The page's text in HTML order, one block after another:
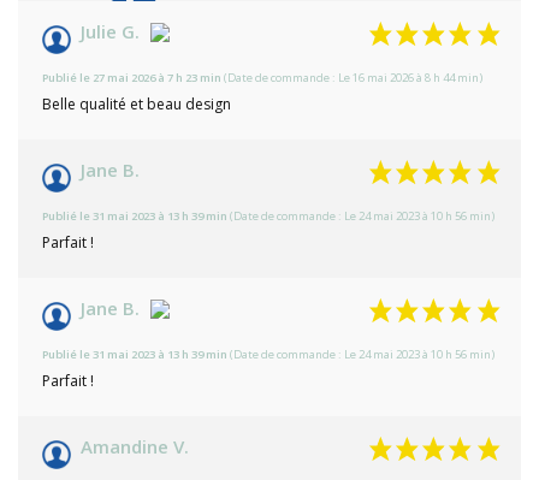
10/10
Basé sur 5 avis
Julie G.
Publié le 27 mai 2026 à 7 h 23 min (Date de commande : Le 16 mai 2026 à 8 h 44 min)
Belle qualité et beau design
Jane B.
Publié le 31 mai 2023 à 13 h 39 min (Date de commande : Le 24 mai 2023 à 10 h 56 min)
Parfait !
Jane B.
Publié le 31 mai 2023 à 13 h 39 min (Date de commande : Le 24 mai 2023 à 10 h 56 min)
Parfait !
Amandine V.